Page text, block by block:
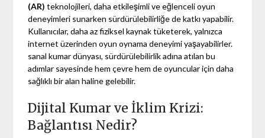
(AR) teknolojileri, daha etkileşimli ve eğlenceli oyun
deneyimleri sunarken sürdürülebilirliğe de katkı yapabilir.
Kullanıcılar, daha az fiziksel kaynak tüketerek, yalnızca
internet üzerinden oyun oynama deneyimi yaşayabilirler.
sanal kumar dünyası, sürdürülebilirlik adına atılan bu
adımlar sayesinde hem çevre hem de oyuncular için daha
sağlıklı bir alan haline gelebilir.
Dijital Kumar ve İklim Krizi:
Bağlantısı Nedir?